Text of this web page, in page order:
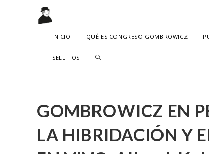
INICIO QUÉ ES CONGRESO GOMBROWICZ
SELLITOS ALTERNAR
LA
WEB
GOMBROWICZ EN
LA HIBRIDACIÓN Y